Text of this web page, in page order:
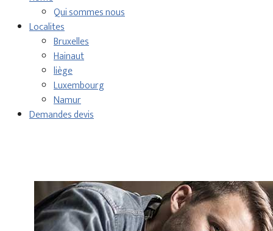
Qui sommes nous
Localites
Bruxelles
Hainaut
liège
Luxembourg
Namur
Demandes devis